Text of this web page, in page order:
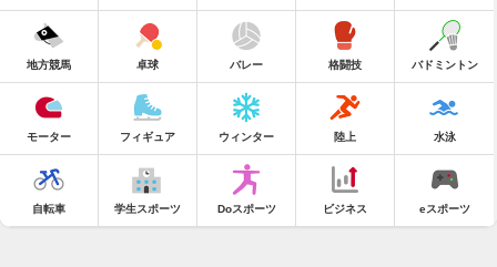
地方競馬 卓球 バレー 格闘技 バドミントン
モーター フィギュア ウィンター 陸上 水泳
自転車 学生スポーツ Doスポーツ ビジネス eスポーツ